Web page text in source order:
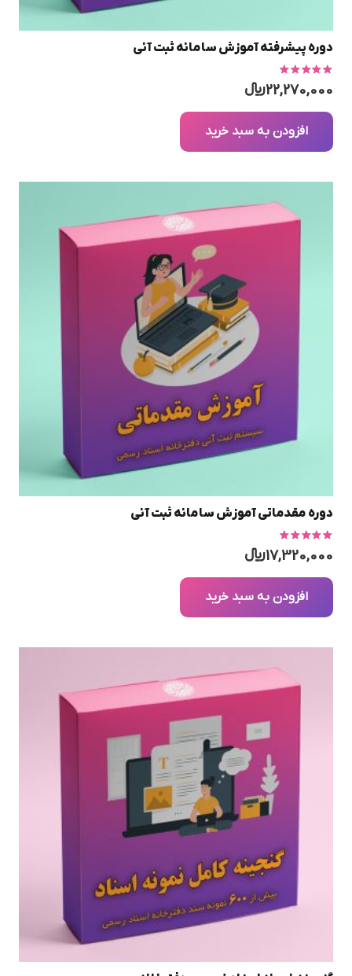
دوره پیشرفته آموزش سامانه ثبت آنی
امتیاز5.00از 522,270,000﷼
افزودن به سبد خرید
دوره مقدماتی آموزش سامانه ثبت آنی
امتیاز5.00از 517,320,000﷼
افزودن به سبد خرید